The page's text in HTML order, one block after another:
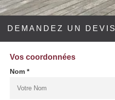
DEMANDEZ UN
Vos coordonnées
Nom *